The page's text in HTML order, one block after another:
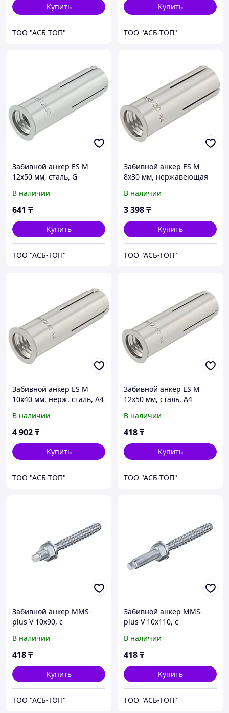
Купить
ТОО "АСБ-ТОП"
Купить
ТОО "АСБ-ТОП"
Забивной анкер ES M
12x50 мм, сталь, G
В наличии
641 ₸
Купить
ТОО "АСБ-ТОП"
Забивной анкер ES M
8x30 мм, нержавеющая
В наличии
3 398₸
Купить
ТОО "АСБ-ТОП"
Забивной анкер ES M
10x40 мм, нерж. сталь, A4
В наличии
4 902₸
Купить
ТОО "АСБ-ТОП"
Забивной анкер ES M
12x50 мм, сталь, A4
В наличии
418₸
Купить
ТОО "АСБ-ТОП"
Забивной анкер MMS-
plus V 10x90, с
В наличии
418₸
Купить
ТОО "АСБ-ТОП"
Забивной анкер MMS-
plus V 10x110, с
В наличии
418₸
Купить
ТОО "АСБ-ТОП"